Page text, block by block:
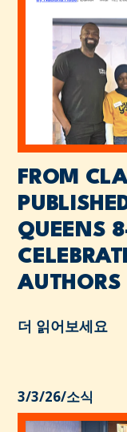
FROM
QUEENS
AUTHORS
더 읽어보세요
3/3/26/소식